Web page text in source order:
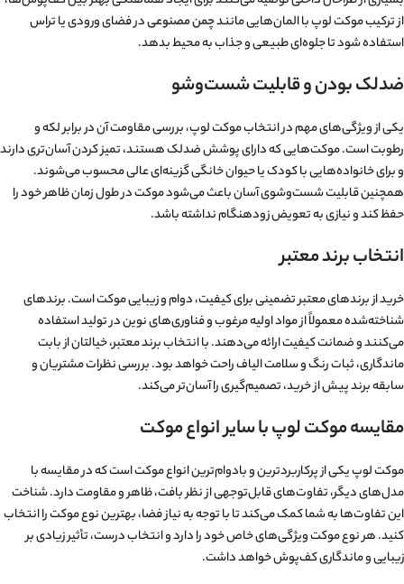
از ترکیب موکت لوپ با المان‌هایی مانندچمن مصنوعیدر فضای ورودی یا تراس
استفاده شود تا جلوه‌ای طبیعی و جذاب به محیط بدهد.
ضدلک بودن و قابلیت شست‌وشو
یکی از ویژگی‌های مهم در انتخاب موکت لوپ، بررسی مقاومت آن در برابر لکه و
رطوبت است. موکت‌هایی که دارای پوشش ضدلک هستند، تمیز کردن آسان‌تری دارند
و برای خانواده‌هایی با کودک یا حیوان خانگی گزینه‌ای عالی محسوب می‌شوند.
همچنین قابلیت شست‌وشوی آسان باعث می‌شود موکت در طول زمان ظاهر خود را
حفظ کند و نیازی به تعویض زودهنگام نداشته باشد.
انتخاب برند معتبر
خرید از برندهای معتبر تضمینی برای کیفیت، دوام و زیبایی موکت است. برندهای
شناخته‌شده معمولاً از مواد اولیه مرغوب و فناوری‌های نوین در تولید استفاده
می‌کنند و ضمانت کیفیت ارائه می‌دهند. با انتخاب برند معتبر، خیالتان از بابت
ماندگاری، ثبات رنگ و سلامت الیاف راحت خواهد بود. بررسی نظرات مشتریان و
سابقه برند پیش از خرید، تصمیم‌گیری را آسان‌تر می‌کند.
مقایسه موکت لوپ با سایر انواع موکت
موکت لوپ یکی از پرکاربردترین و بادوام‌ترین انواع موکت است که در مقایسه با
مدل‌های دیگر، تفاوت‌های قابل‌توجهی از نظر بافت، ظاهر و مقاومت دارد. شناخت
این تفاوت‌ها به شما کمک می‌کند تا با توجه به نیاز فضا، بهترین نوع موکت را انتخاب
کنید. هر نوع موکت ویژگی‌های خاص خود را دارد و انتخاب درست، تأثیر زیادی بر
زیبایی و ماندگاری کف‌پوش خواهد داشت.